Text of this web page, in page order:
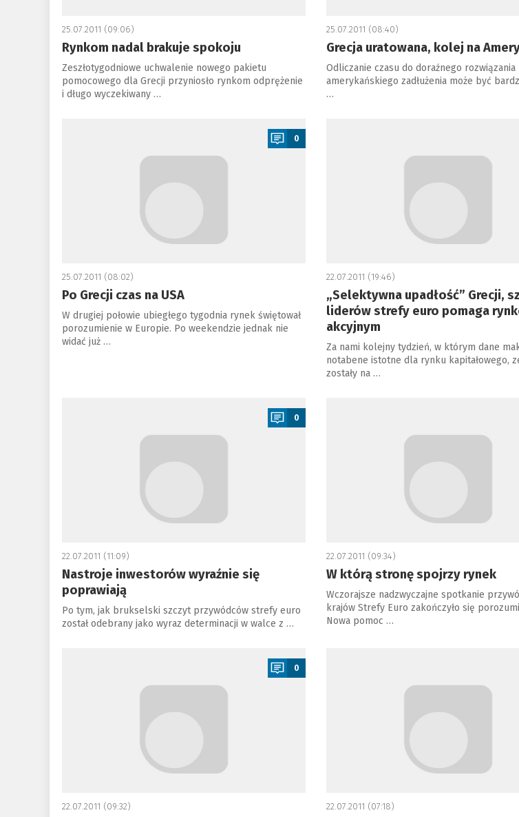
25.07.2011 (09:06)
Rynkom nadal brakuje spokoju
Zeszłotygodniowe uchwalenie nowego pakietu
pomocowego dla Grecji przyniosło rynkom odprężenie
i długo wyczekiwany …
25.07.2011 (08:40)
Grecja uratowana, kolej na
Odliczanie czasu do doraźnego
amerykańskiego zadłużenia może być
…
0
25.07.2011 (08:02)
Po Grecji czas na USA
W drugiej połowie ubiegłego tygodnia rynek świętował
porozumienie w Europie. Po weekendzie jednak nie
widać już …
22.07.2011 (19:46)
„Selektywna upadłość” Grecji,
liderów strefy euro pomaga
akcyjnym
Za nami kolejny tydzień, w którym dane
notabene istotne dla rynku kapitałowego,
zostały na …
0
22.07.2011 (11:09)
Nastroje inwestorów wyraźnie się
poprawiają
Po tym, jak brukselski szczyt przywódców strefy euro
został odebrany jako wyraz determinacji w walce z …
22.07.2011 (09:34)
W którą stronę spojrzy rynek
Wczorajsze nadzwyczajne spotkanie
krajów Strefy Euro zakończyło się
Nowa pomoc …
0
22.07.2011 (09:32) 22.07.2011 (07:18)